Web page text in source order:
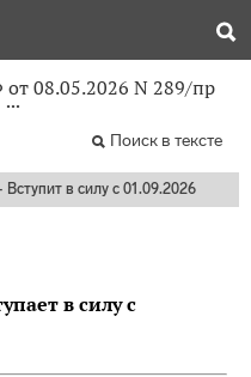
08.05.2026 N 289/пр
Поиск в тексте
в силу с 01.09.2026
в силу с